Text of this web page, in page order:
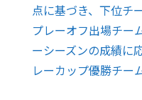
点に基づき、下位チ
プレーオフ出場チー
ーシーズンの成績に
レーカップ優勝チー